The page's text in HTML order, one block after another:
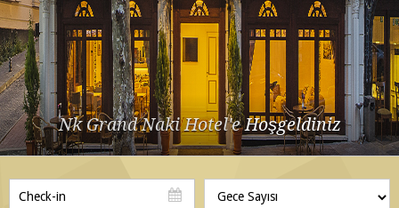
Nk Grand Naki Hotel'eHoşgeldiniz